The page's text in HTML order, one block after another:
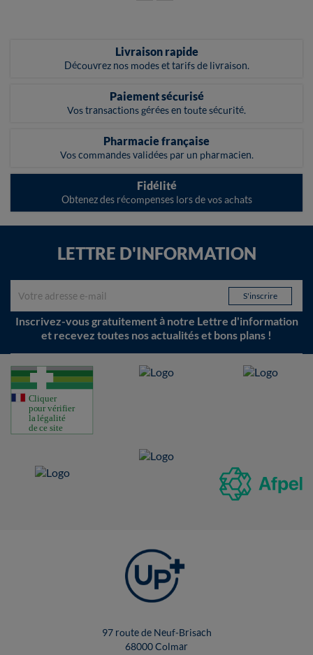
Livraison rapide
Découvrez nos modes et tarifs de livraison.
Paiement sécurisé
Vos transactions gérées en toute sécurité.
Pharmacie française
Vos commandes validées par un pharmacien.
Fidélité
Obtenez des récompenses lors de vos achats
LETTRE D'INFORMATION
Inscrivez-vous gratuitement à notre Lettre d'information
et recevez toutes nos actualités et bons plans !
97 route de Neuf-Brisach
68000 Colmar